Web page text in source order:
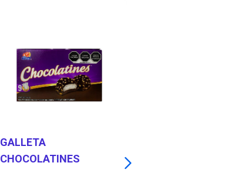
GALLETA
CHOCOLATINES